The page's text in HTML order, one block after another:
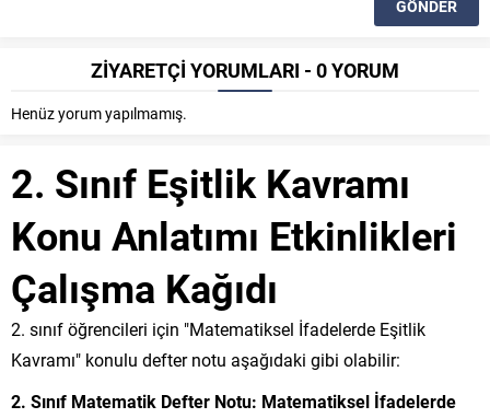
ZİYARETÇİ YORUMLARI - 0 YORUM
Henüz yorum yapılmamış.
2. Sınıf Eşitlik Kavramı
Konu Anlatımı Etkinlikleri
Çalışma Kağıdı
2. sınıf öğrencileri için "Matematiksel İfadelerde Eşitlik
Kavramı" konulu defter notu aşağıdaki gibi olabilir:
2. Sınıf Matematik Defter Notu: Matematiksel İfadelerde